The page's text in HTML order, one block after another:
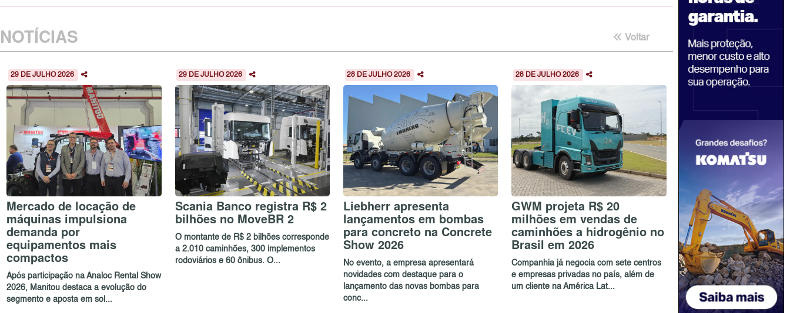
NOTÍCIAS Voltar
29 DE JULHO 2026
Mercado de locação de
máquinas impulsiona
demanda por
equipamentos mais
compactos
Após participação na Analoc Rental Show
2026, Manitou destaca a evolução do
segmento e aposta em sol...
29 DE JULHO 2026
Scania Banco registra R$ 2
bilhões no MoveBR 2
O montante de R$ 2 bilhões corresponde
a 2.010 caminhões, 300 implementos
rodoviários e 60 ônibus. O...
28 DE JULHO 2026
Liebherr apresenta
lançamentos em bombas
para concreto na Concrete
Show 2026
No evento, a empresa apresentará
novidades com destaque para o
lançamento das novas bombas para
conc...
28 DE JULHO 2026
GWM projeta R$ 20
milhões em vendas de
caminhões a hidrogênio no
Brasil em 2026
Companhia já negocia com sete centros
e empresas privadas no país, além de
um cliente na América Lat...